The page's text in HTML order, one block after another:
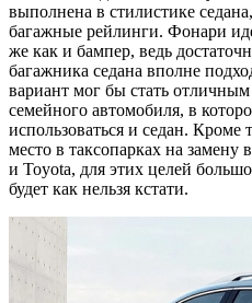
выполнена в стилистике
багажные рейлинги. Фонари
же как и бампер, ведь
багажника седана вполне
вариант мог бы стать
семейного автомобиля, в
использоваться и седан.
место в таксопарках на
и Toyota, для этих целей
будет как нельзя кстати.